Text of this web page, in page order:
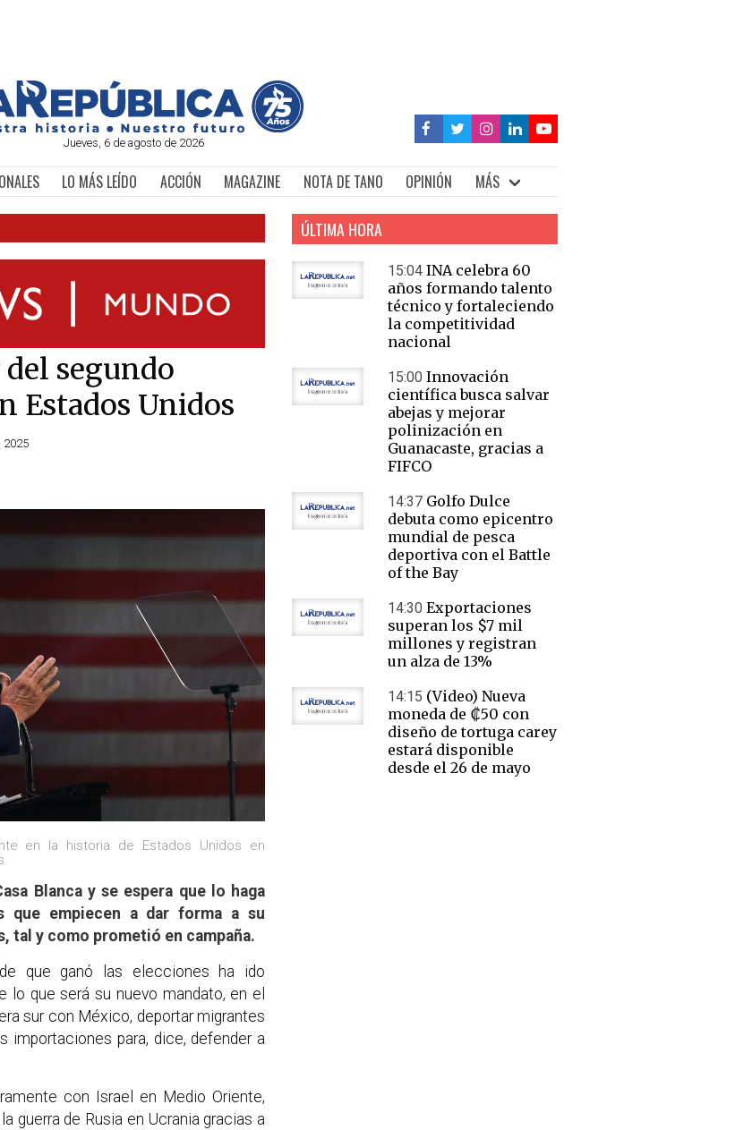
Jueves, 6 de agosto de 2026
LO MÁS LEÍDO ACCIÓN MAGAZINE NOTA DE TANO OPINIÓN MÁS
del segundo
Estados Unidos
2025
en la historia de Estados Unidos en
Blanca y se espera que lo haga
que empiecen a dar forma a su
tal y como prometió en campaña.
que ganó las elecciones ha ido
lo que será su nuevo mandato, en el
sur con México, deportar migrantes
importaciones para, dice, defender a
con Israel en Medio Oriente,
guerra de Rusia en Ucrania gracias a
ÚLTIMA HORA
15:04 INA celebra 60
años formando talento
técnico y fortaleciendo
la competitividad
nacional
15:00 Innovación
científica busca salvar
abejas y mejorar
polinización en
Guanacaste, gracias a
FIFCO
14:37 Golfo Dulce
debuta como epicentro
mundial de pesca
deportiva con el Battle
of the Bay
14:30 Exportaciones
superan los $7 mil
millones y registran
un alza de 13%
14:15 (Video) Nueva
moneda de ₡50 con
diseño de tortuga carey
estará disponible
desde el 26 de mayo